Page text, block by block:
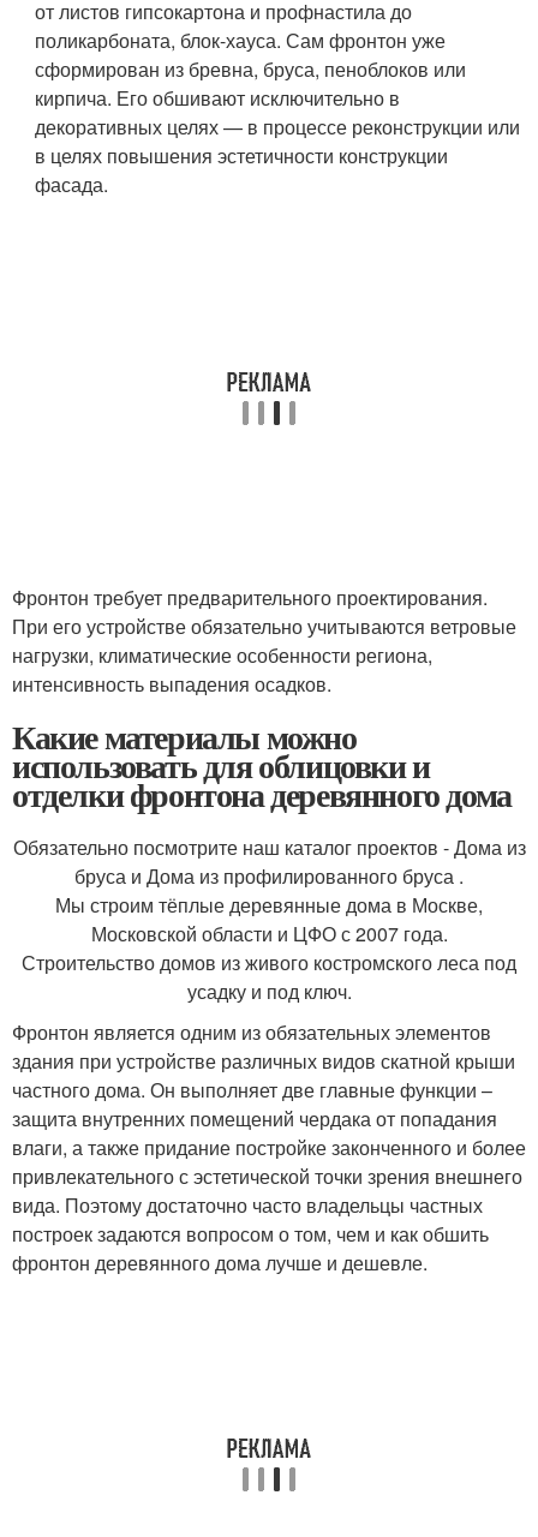
от листов гипсокартона и профнастила до
поликарбоната, блок-хауса. Сам фронтон уже
сформирован из бревна, бруса, пеноблоков или
кирпича. Его обшивают исключительно в
декоративных целях — в процессе реконструкции или
в целях повышения эстетичности конструкции
фасада.
Фронтон требует предварительного проектирования.
При его устройстве обязательно учитываются ветровые
нагрузки, климатические особенности региона,
интенсивность выпадения осадков.
Какие материалы можно
использовать для облицовки и
отделки фронтона деревянного дома
Обязательно посмотрите наш каталог проектов - Дома из
бруса и Дома из профилированного бруса .
Мы строим тёплые деревянные дома в Москве,
Московской области и ЦФО с 2007 года.
Строительство домов из живого костромского леса под
усадку и под ключ.
Фронтон является одним из обязательных элементов
здания при устройстве различных видов скатной крыши
частного дома. Он выполняет две главные функции –
защита внутренних помещений чердака от попадания
влаги, а также придание постройке законченного и более
привлекательного с эстетической точки зрения внешнего
вида. Поэтому достаточно часто владельцы частных
построек задаются вопросом о том, чем и как обшить
фронтон деревянного дома лучше и дешевле.